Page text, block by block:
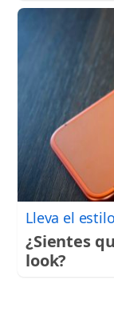
Lleva el
¿Sientes
look?